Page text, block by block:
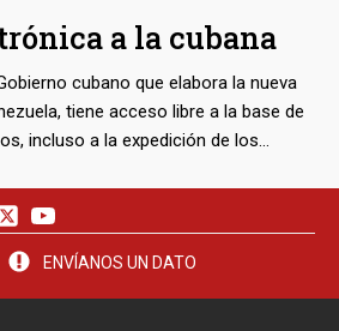
a la cubana
cubano que elabora la nueva
tiene acceso libre a la base de
incluso a la expedición de los
ENVÍANOS UN DATO